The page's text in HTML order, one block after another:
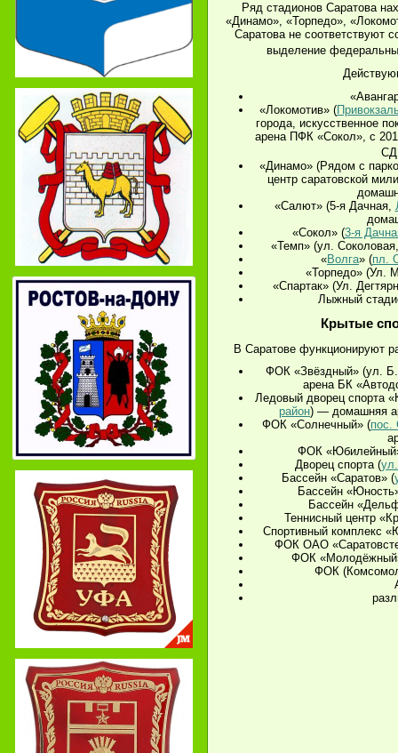
Ряд стадионов Саратова
«Динамо», «Торпедо»,
Саратова не соответствуют
выделение
«Локомотив» (
города, искусственное
арена ПФК «Сокол», с
«Динамо» (Рядом с
центр саратовской
«Салют» (5-я Дачная,
«Сокол» (3-я
«Темп» (ул.
«Волга» (пл.
«Торпедо» (Ул.
«Спартак» (Ул.
Лыжный
Крытые
В Саратове функционируют
ФОК «Звёздный» (ул.
арена БК
Ледовый дворец спорта
район) — домашняя
ФОК «Солнечный» (пос.
ФОК
Дворец спорта (
Бассейн «Саратов» (
Бассейн
Бассейн
Теннисный центр
Спортивный комплекс
ФОК ОАО
ФОК
ФОК